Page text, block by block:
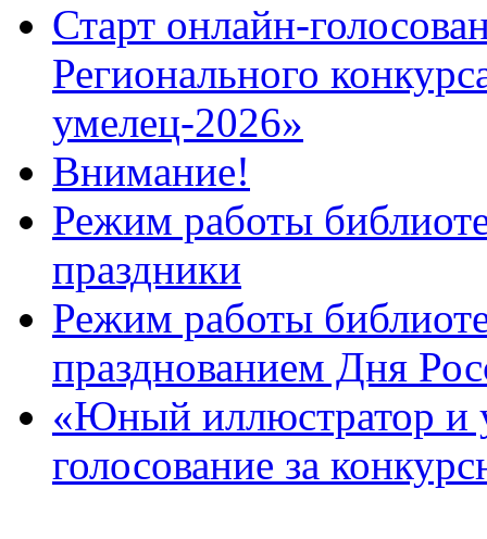
Старт онлайн-
Регионального
умелец-2026»
Внимание!
Режим работы
праздники
Режим работы
празднованием Дня
«Юный иллюстратор и
голосование за